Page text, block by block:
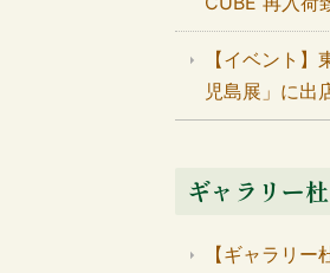
【イベント
児島展」に出
ギャラリー
【ギャラリ